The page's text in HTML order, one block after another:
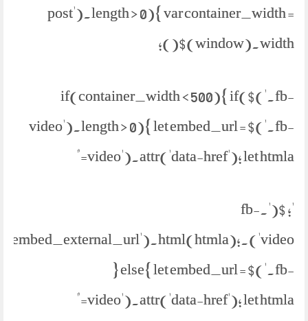
post').length > 0){ var container_width =
$(window).width();
if(container_width < 500){ if($('.fb-
video').length > 0){ let embed_url = $('.fb-
video').attr('data-href'); let htmla="
'; $('.fb-
} else{ let embed_url = $('.fb-
video').attr('data-href'); let htmla="